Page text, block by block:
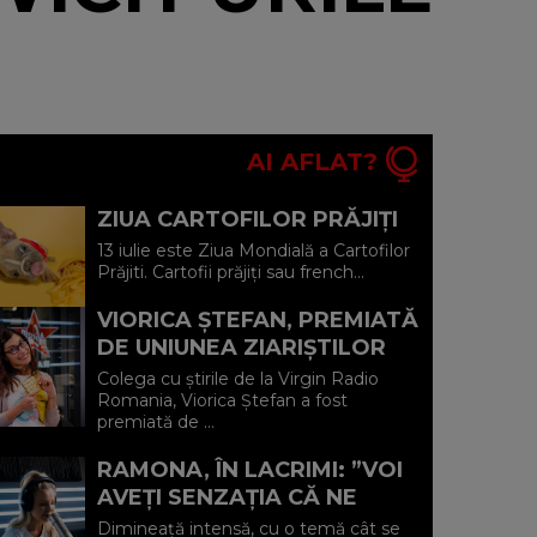
AI AFLAT?
ZIUA CARTOFILOR PRĂJIȚI
13 iulie este Ziua Mondială a Cartofilor
Prăjiti. Cartofii prăjiți sau french...
VIORICA ȘTEFAN, PREMIATĂ
DE UNIUNEA ZIARIŞTILOR
PROFESIONIŞTI DIN
ROMÂNIA
Colega cu știrile de la Virgin Radio
Romania, Viorica Ștefan a fost
premiată de ...
RAMONA, ÎN LACRIMI: ”VOI
AVEȚI SENZAȚIA CĂ NE
COMPLIMENTAȚI, DAR NU E
Dimineață intensă, cu o temă cât se